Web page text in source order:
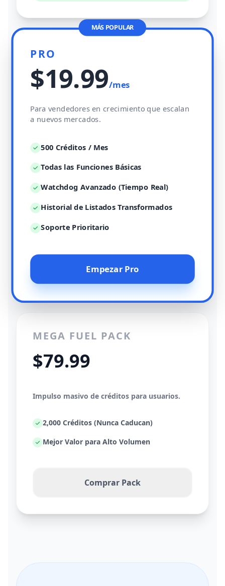
MÁS POPULAR
PRO
$19.99/mes
Para vendedores en crecimiento que escalan
a nuevos mercados.
500 Créditos / Mes
Todas las Funciones Básicas
Watchdog Avanzado (Tiempo Real)
Historial de Listados Transformados
Soporte Prioritario
Empezar Pro
MEGA FUEL PACK
$79.99
Impulso masivo de créditos para usuarios.
2,000 Créditos (Nunca Caducan)
Mejor Valor para Alto Volumen
Comprar Pack